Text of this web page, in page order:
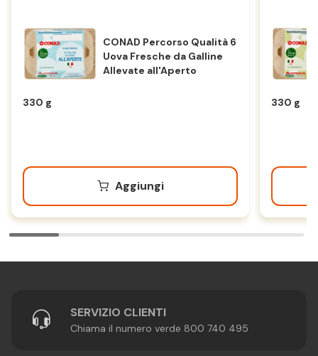
CONAD Percorso Qualità 6
Uova Fresche da Galline
Allevate all'Aperto
330 g
Aggiungi
330 g
SERVIZIO CLIENTI
Chiama il numero verde 800 740 495